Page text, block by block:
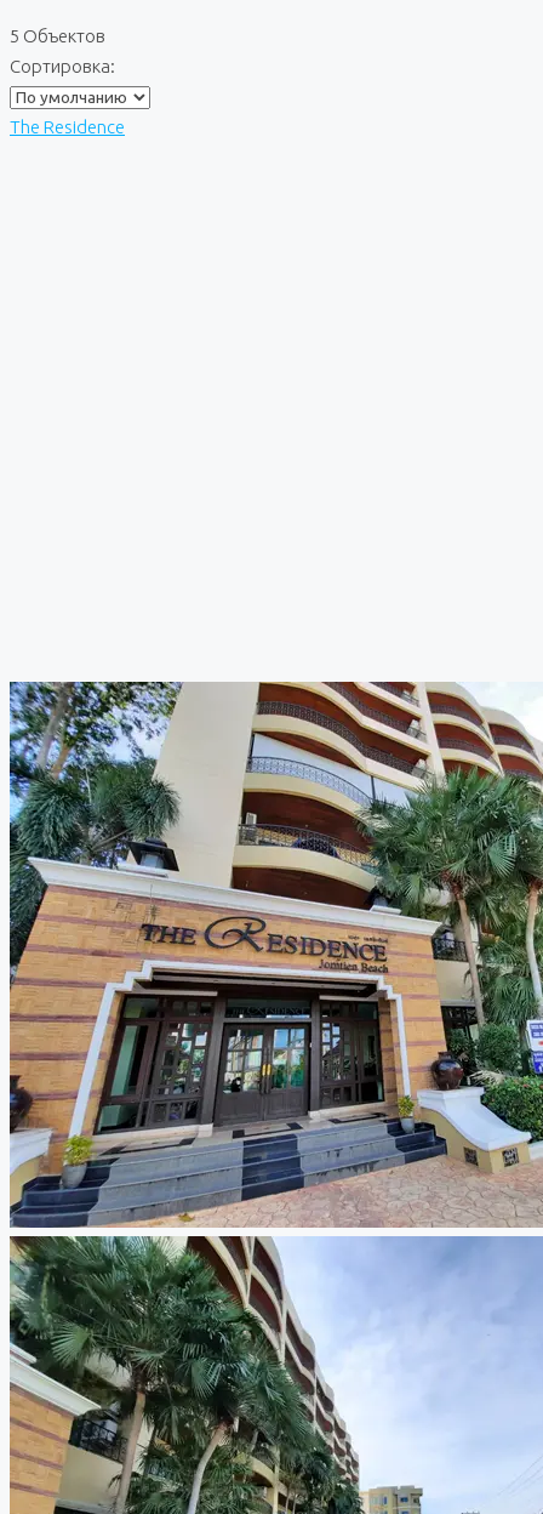
5 Объектов
Сортировка:
The Residence